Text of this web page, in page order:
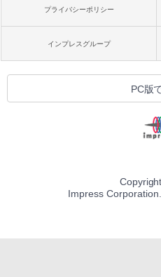
プライバシーポリシー
インプレスグループ
PC版
Impress